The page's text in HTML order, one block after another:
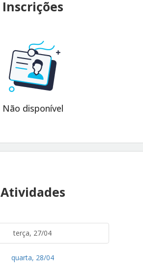
Inscrições
Não disponível
Atividades
terça, 27/04
quarta, 28/04